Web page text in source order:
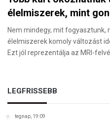
élelmiszerek, mint
Nem mindegy, mit
élelmiszerek komoly változást
Ezt jól reprezentálja az MRI-
LEGFRISSEBB
tegnap, 19:09